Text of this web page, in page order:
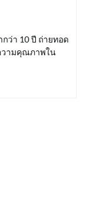
ว่า 10 ปี ถ่ายทอด
วามคุณภาพใน